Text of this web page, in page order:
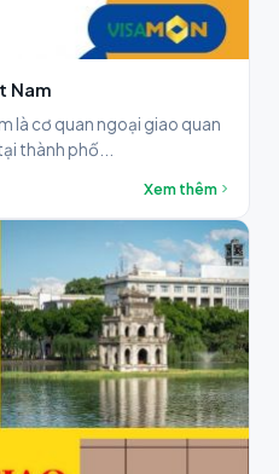
Nam
là cơ quan ngoại giao quan
thành phố...
Xem thêm